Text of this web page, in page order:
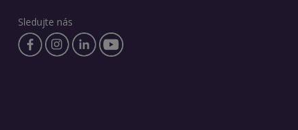
Sledujte nás